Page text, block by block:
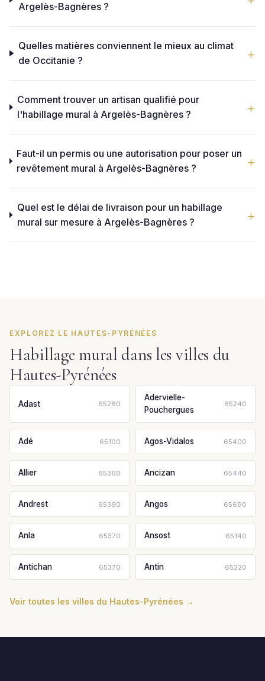
Argelès-Bagnères ?
Quelles matières conviennent le mieux au climat
de Occitanie ?
Comment trouver un artisan qualifié pour
l'habillage mural à Argelès-Bagnères ?
Faut-il un permis ou une autorisation pour poser un
revêtement mural à Argelès-Bagnères ?
Quel est le délai de livraison pour un habillage
mural sur mesure à Argelès-Bagnères ?
EXPLOREZ LE HAUTES-PYRÉNÉES
Habillage mural dans les villes du
Hautes-Pyrénées
Adast 65260
Adervielle-
Pouchergues
65240
Adé 65100 Agos-Vidalos 65400
Allier 65360 Ancizan 65440
Andrest 65390 Angos 65690
Anla 65370 Ansost 65140
Antichan 65370 Antin 65220
Voir toutes les villes du Hautes-Pyrénées →